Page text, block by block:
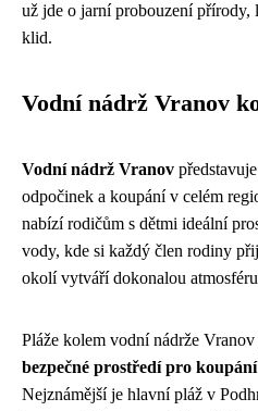
už jde o jarní probouzení přírody,
klid.
Vodní nádrž Vranov
Vodní nádrž Vranov
odpočinek a koupání v celém
nabízí rodičům s dětmi ideální
vody, kde si každý člen rodiny
okolí vytváří dokonalou
Pláže kolem vodní nádrže
bezpečné prostředí pro
Nejznámější je hlavní pláž v